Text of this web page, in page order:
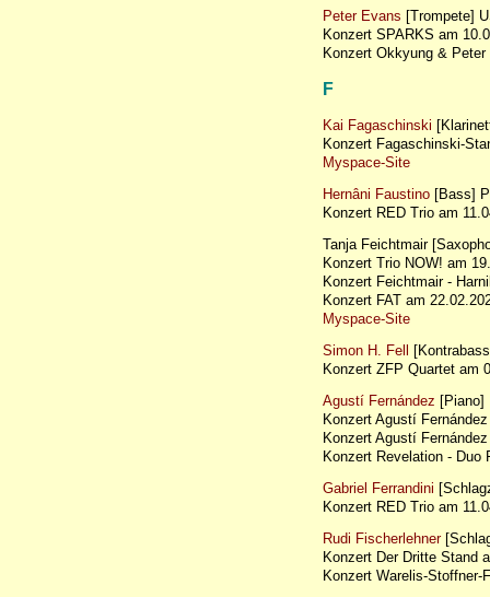
Peter Evans [Trompete]
Konzert SPARKS am
Konzert Okkyung &
F
Kai Fagaschinski
Konzert Fagaschinski-
Myspace-Site
Hernâni Faustino [Bass]
Konzert RED Trio am
Tanja Feichtmair
Konzert Trio NOW! am
Konzert Feichtmair -
Konzert FAT am
Myspace-Site
Simon H. Fell
Konzert ZFP Quartet am
Agustí Fernández [Piano]
Konzert Agustí
Konzert Agustí
Konzert Revelation - Duo
Gabriel Ferrandini
Konzert RED Trio am
Rudi Fischerlehner
Konzert Der Dritte Stand
Konzert Warelis-Stoffner-